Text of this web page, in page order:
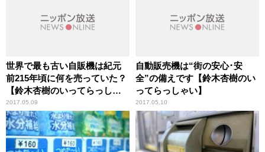
世界で最も古い自販機は紀元
前215年頃に何を売っていた？
【鈴木杏樹のいってらっしゃ
い】
2017.05.09
自動販売機は“街の安心･安
全”の備えです【鈴木杏樹のい
ってらっしゃい】
2017.05.10